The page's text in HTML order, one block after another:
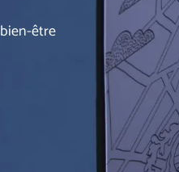
bien-être